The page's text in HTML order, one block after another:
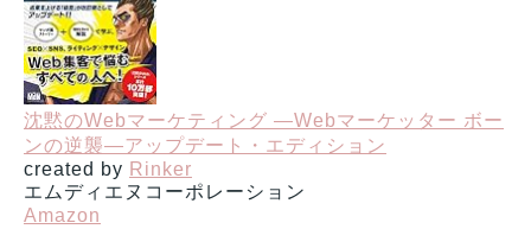
沈黙のWebマーケティング —Webマーケッター ボー
ンの逆襲—アップデート・エディション
created by Rinker
エムディエヌコーポレーション
Amazon